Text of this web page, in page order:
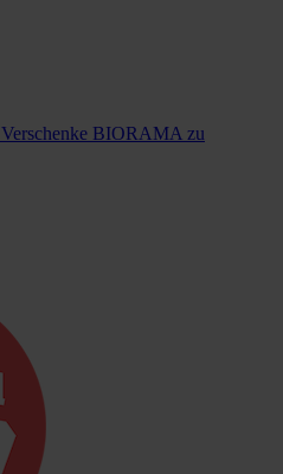
Verschenke BIORAMA zu